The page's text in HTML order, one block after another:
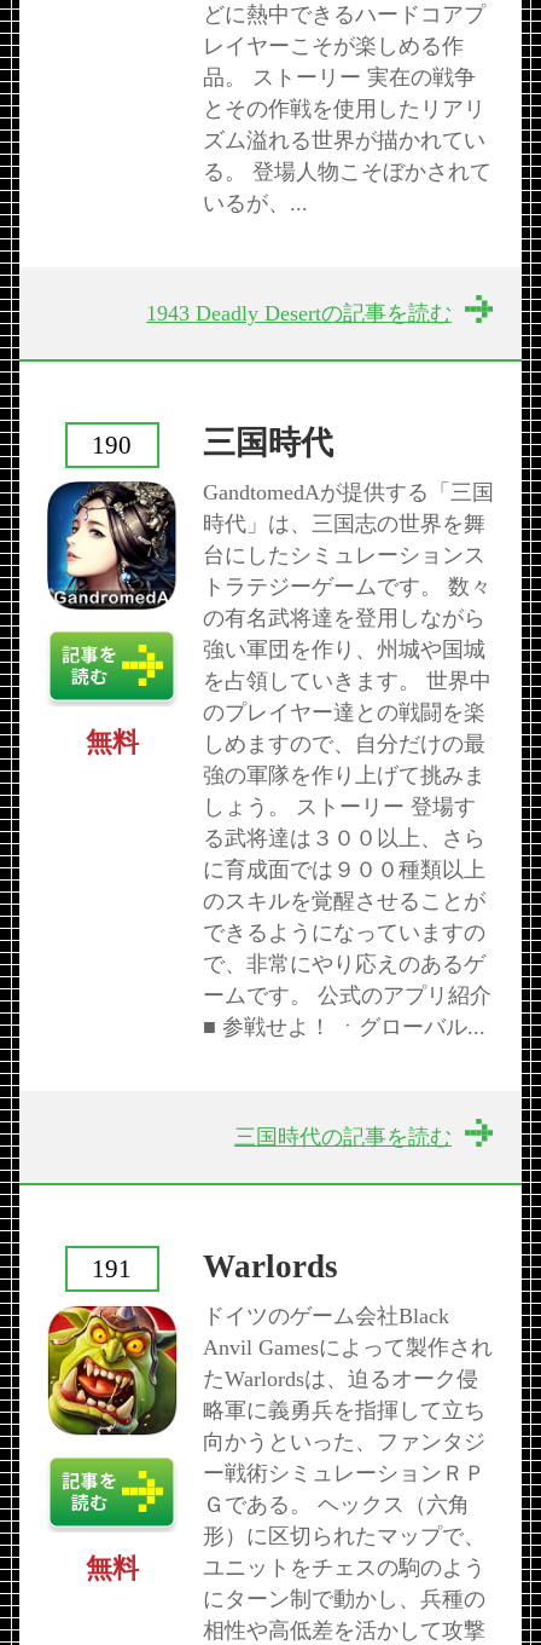
どに熱中できるハードコアプ
レイヤーこそが楽しめる作
品。 ストーリー 実在の戦争
とその作戦を使用したリアリ
ズム溢れる世界が描かれてい
る。 登場人物こそぼかされて
いるが、...
1943 Deadly Desertの記事を読む
三国時代
GandtomedAが提供する「三国
時代」は、三国志の世界を舞
台にしたシミュレーションス
トラテジーゲームです。 数々
の有名武将達を登用しながら
強い軍団を作り、州城や国城
を占領していきます。 世界中
のプレイヤー達との戦闘を楽
しめますので、自分だけの最
強の軍隊を作り上げて挑みま
しょう。 ストーリー 登場す
る武将達は３００以上、さら
に育成面では９００種類以上
のスキルを覚醒させることが
できるようになっていますの
で、非常にやり応えのあるゲ
ームです。 公式のアプリ紹介
■ 参戦せよ！ ㆍグローバル...
190
無料
三国時代の記事を読む
Warlords
ドイツのゲーム会社Black
Anvil Gamesによって製作され
たWarlordsは、迫るオーク侵
略軍に義勇兵を指揮して立ち
向かうといった、ファンタジ
ー戦術シミュレーションＲＰ
Ｇである。 ヘックス（六角
形）に区切られたマップで、
ユニットをチェスの駒のよう
にターン制で動かし、兵種の
相性や高低差を活かして攻撃
191
無料